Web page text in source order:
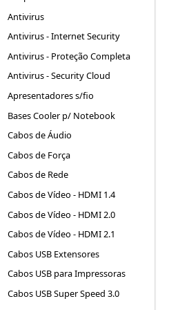
Antivirus
Antivirus - Internet Security
Antivirus - Proteção Completa
Antivirus - Security Cloud
Apresentadores s/fio
Bases Cooler p/ Notebook
Cabos de Áudio
Cabos de Força
Cabos de Rede
Cabos de Vídeo - HDMI 1.4
Cabos de Vídeo - HDMI 2.0
Cabos de Vídeo - HDMI 2.1
Cabos USB Extensores
Cabos USB para Impressoras
Cabos USB Super Speed 3.0